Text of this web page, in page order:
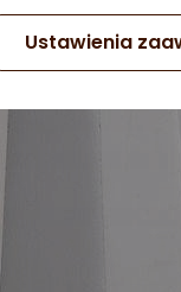
Ustawienia